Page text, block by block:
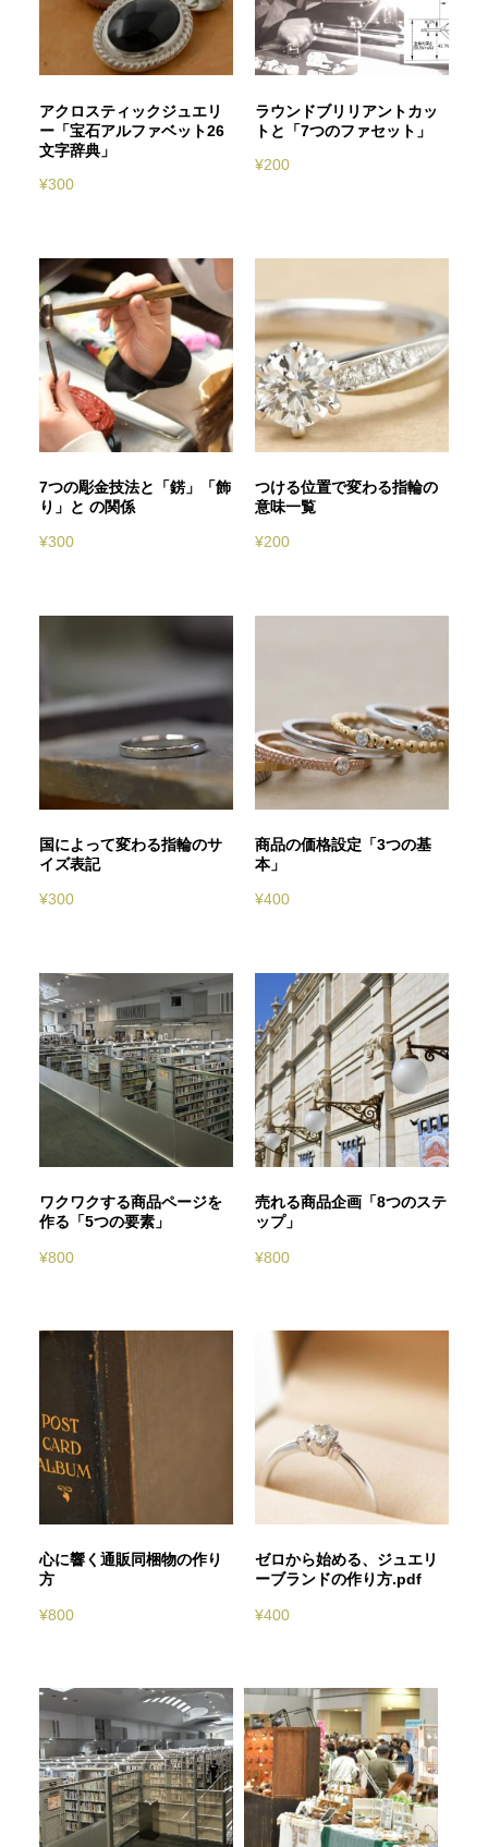
アクロスティックジュエリ
ー「宝石アルファベット26
文字辞典」
¥300
ラウンドブリリアントカッ
トと「7つのファセット」
¥200
7つの彫金技法と「錺」「飾
り」と の関係
¥300
つける位置で変わる指輪の
意味一覧
¥200
国によって変わる指輪のサ
イズ表記
¥300
商品の価格設定「3つの基
本」
¥400
ワクワクする商品ページを
作る「5つの要素」
¥800
売れる商品企画「8つのステ
ップ」
¥800
心に響く通販同梱物の作り
方
¥800
ゼロから始める、ジュエリ
ーブランドの作り方.pdf
¥400